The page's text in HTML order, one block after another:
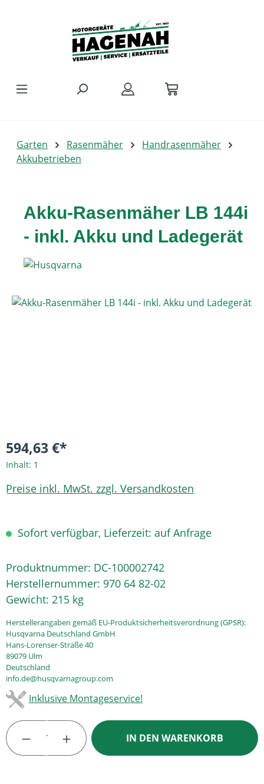
Garten Rasenmäher
Handrasenmäher
Akkubetrieben
Akku-Rasenmäher LB 144i
- inkl. Akku und Ladegerät
Bildergalerie überspringen
594,63 €*
Inhalt: 1
Preise inkl. MwSt. zzgl. Versandkosten
Sofort verfügbar, Lieferzeit: auf Anfrage
Produktnummer: DC-100002742
Herstellernummer: 970 64 82-02
Gewicht: 215 kg
Herstellerangaben gemäß EU-Produktsicherheitsverordnung (GPSR):
Husqvarna Deutschland GmbH
Hans-Lorenser-Straße 40
89079 Ulm
Deutschland
info.de@husqvarnagroup.com
Inklusive Montageservice!
Produkt Anzahl: Gib den gewünschten
IN DEN WARENKORB